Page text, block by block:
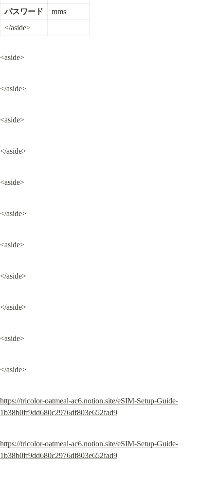
パスワード
mms
</aside>
<aside>
</aside>
<aside>
</aside>
<aside>
</aside>
<aside>
</aside>
</aside>
<aside>
</aside>
https://tricolor-oatmeal-ac6.notion.site/eSIM-Setup-Guide-
1b38b0ff9dd680c2976df803e652fad9
https://tricolor-oatmeal-ac6.notion.site/eSIM-Setup-Guide-
1b38b0ff9dd680c2976df803e652fad9